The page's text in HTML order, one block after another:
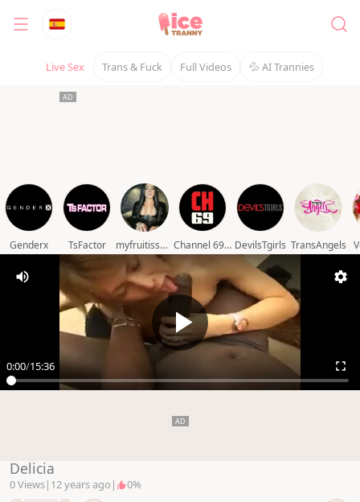
Live Sex Trans & Fuck Full Videos 💦 AI Trannies
Genderx TsFactor myfruitisswelling Channel 69 video DevilsTgirls TransAngels
0:00/15:36
Delicia
0 Views| 12 years ago | 0%